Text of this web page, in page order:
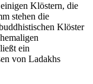
Klöstern, die
stehen die
Klöster
ein
von Ladakhs